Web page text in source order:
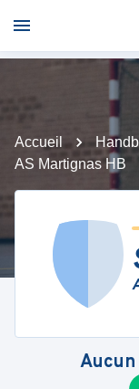
Accueil
AS Martignas HB